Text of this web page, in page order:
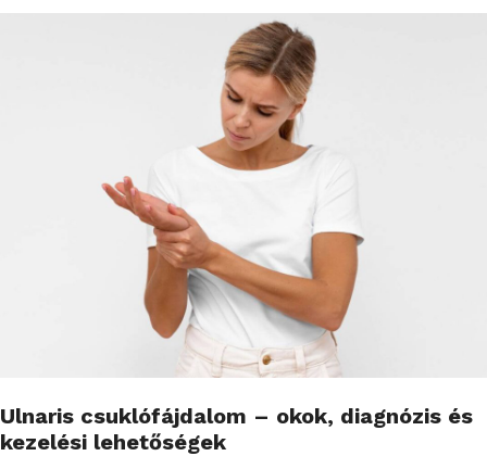
Ulnaris csuklófájdalom – okok, diagnózis és
kezelési lehetőségek